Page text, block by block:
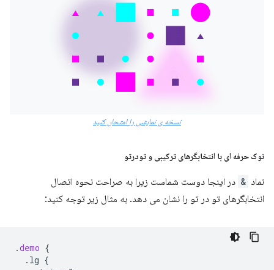
نسخه ی نمایشی را امتحان کنید
نوک حرفه ای با انتخابگرهای ترکیبی و تودرتو
نماد & در اینجا دوست شماست زیرا به صراحت نحوه اتصال
انتخابگرهای تو در تو را نشان می دهد. به مثال زیر توجه کنید:
.demo {
.lg {